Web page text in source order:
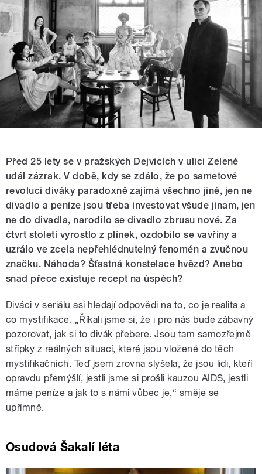
Před 25 lety se v pražských Dejvicích v ulici Zelené
udál zázrak. V době, kdy se zdálo, že po sametové
revoluci diváky paradoxně zajímá všechno jiné, jen ne
divadlo a peníze jsou třeba investovat všude jinam, jen
ne do divadla, narodilo se divadlo zbrusu nové. Za
čtvrt století vyrostlo z plínek, ozdobilo se vavříny a
uzrálo ve zcela nepřehlédnutelný fenomén a zvučnou
značku. Náhoda? Šťastná konstelace hvězd? Anebo
snad přece existuje recept na úspěch?
Diváci v seriálu asi hledají odpovědi na to, co je realita a
co mystifikace. „Říkali jsme si, že i pro nás bude zábavný
pozorovat, jak si to divák přebere. Jsou tam samozřejmě
střípky z reálných situací, které jsou vložené do těch
mystifikačních. Teď jsem zrovna slyšela, že jsou lidi, kteří
opravdu přemýšlí, jestli jsme si prošli kauzou AIDS, jestli
máme peníze a jak to s námi vůbec je,“ směje se
upřímně.
Osudová Šakalí léta